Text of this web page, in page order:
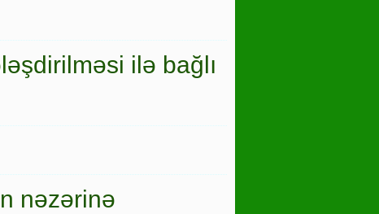
ilə bağlı
nəzərinə